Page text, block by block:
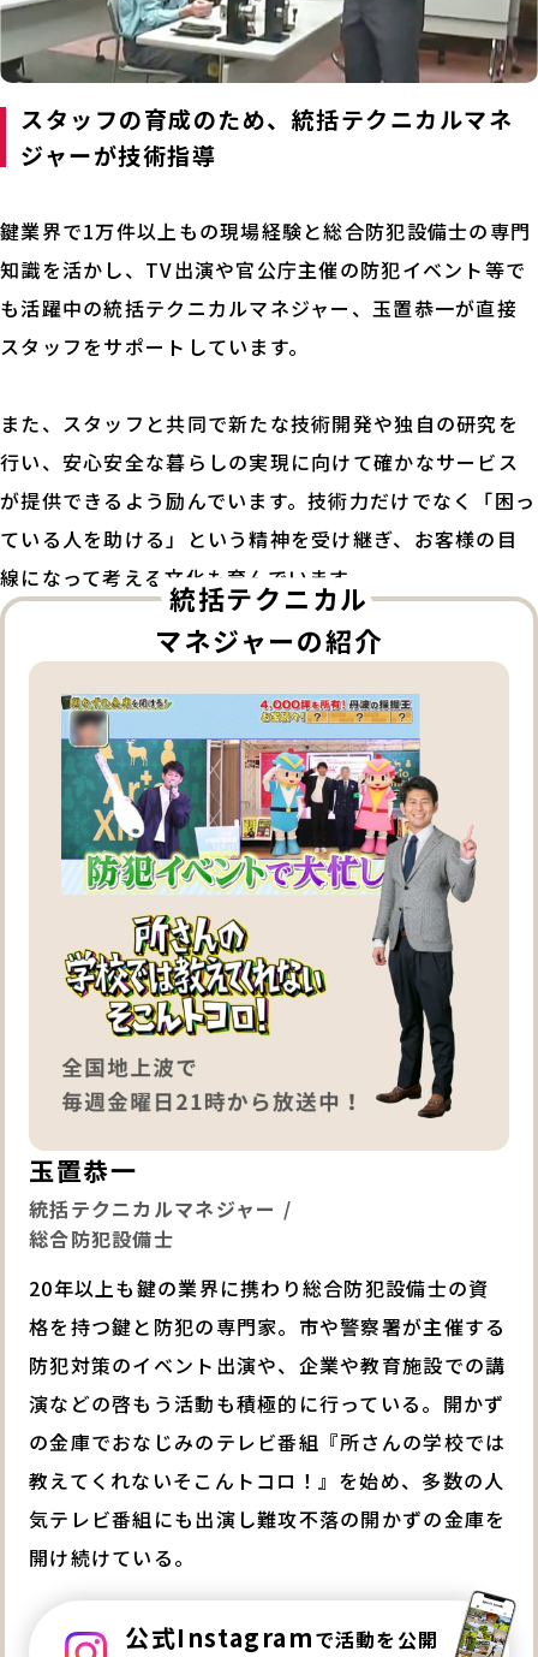
スタッフの育成のため、統括テクニカルマネ
ジャーが技術指導
鍵業界で1万件以上もの現場経験と総合防犯設備士の専門
知識を活かし、TV出演や官公庁主催の防犯イベント等で
も活躍中の統括テクニカルマネジャー、玉置恭一が直接
スタッフをサポートしています。
また、スタッフと共同で新たな技術開発や独自の研究を
行い、安心安全な暮らしの実現に向けて確かなサービス
が提供できるよう励んでいます。技術力だけでなく「困っ
ている人を助ける」という精神を受け継ぎ、お客様の目
線になって考える文化も育んでいます。
統括テクニカル
マネジャーの紹介
玉置恭一
統括テクニカルマネジャー /
総合防犯設備士
20年以上も鍵の業界に携わり総合防犯設備士の資
格を持つ鍵と防犯の専門家。市や警察署が主催する
防犯対策のイベント出演や、企業や教育施設での講
演などの啓もう活動も積極的に行っている。開かず
の金庫でおなじみのテレビ番組『所さんの学校では
教えてくれないそこんトコロ！』を始め、多数の人
気テレビ番組にも出演し難攻不落の開かずの金庫を
開け続けている。
公式Instagramで活動を公開